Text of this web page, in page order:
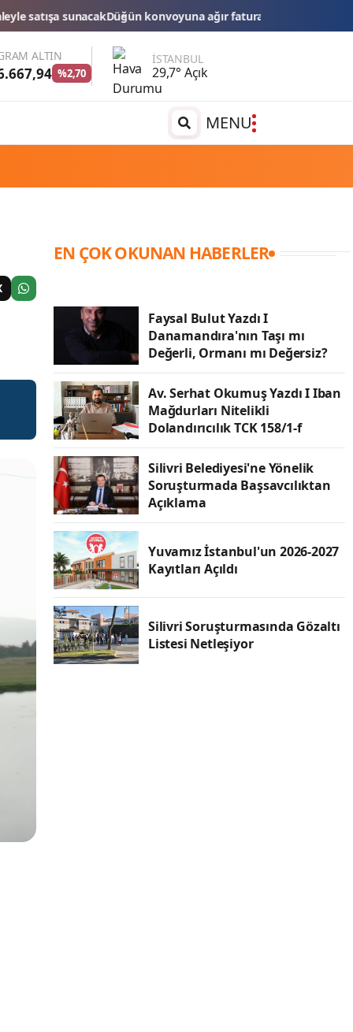
konvoyuna ağır fatura: 540 bin lira ceza, 6 araç trafikten
ALTIN
%2,70
İSTANBUL
29,7° Açık
MENU
EN ÇOK OKUNAN HABERLER
Faysal Bulut Yazdı I
Danamandıra'nın Taşı mı
Değerli, Ormanı mı Değersiz?
Av. Serhat Okumuş Yazdı I Iban
Mağdurları Nitelikli
Dolandırıcılık TCK 158/1-f
Silivri Belediyesi'ne Yönelik
Soruşturmada Başsavcılıktan
Açıklama
Yuvamız İstanbul'un 2026-2027
Kayıtları Açıldı
Silivri Soruşturmasında Gözaltı
Listesi Netleşiyor